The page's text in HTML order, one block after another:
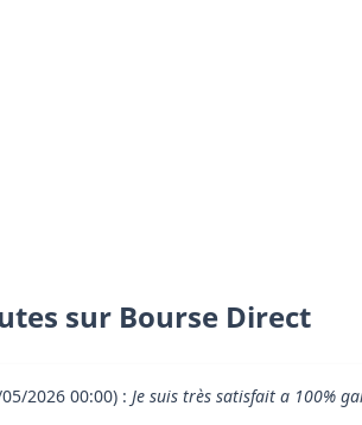
sur Bourse Direct
2026 00:00) : Je suis très satisfait a 100%